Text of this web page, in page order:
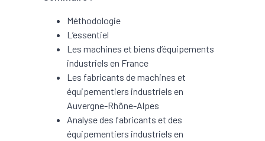
Méthodologie
L’essentiel
Les machines et biens d’équipements
industriels en France
Les fabricants de machines et
équipementiers industriels en
Auvergne-Rhône-Alpes
Analyse des fabricants et des
équipementiers industriels en